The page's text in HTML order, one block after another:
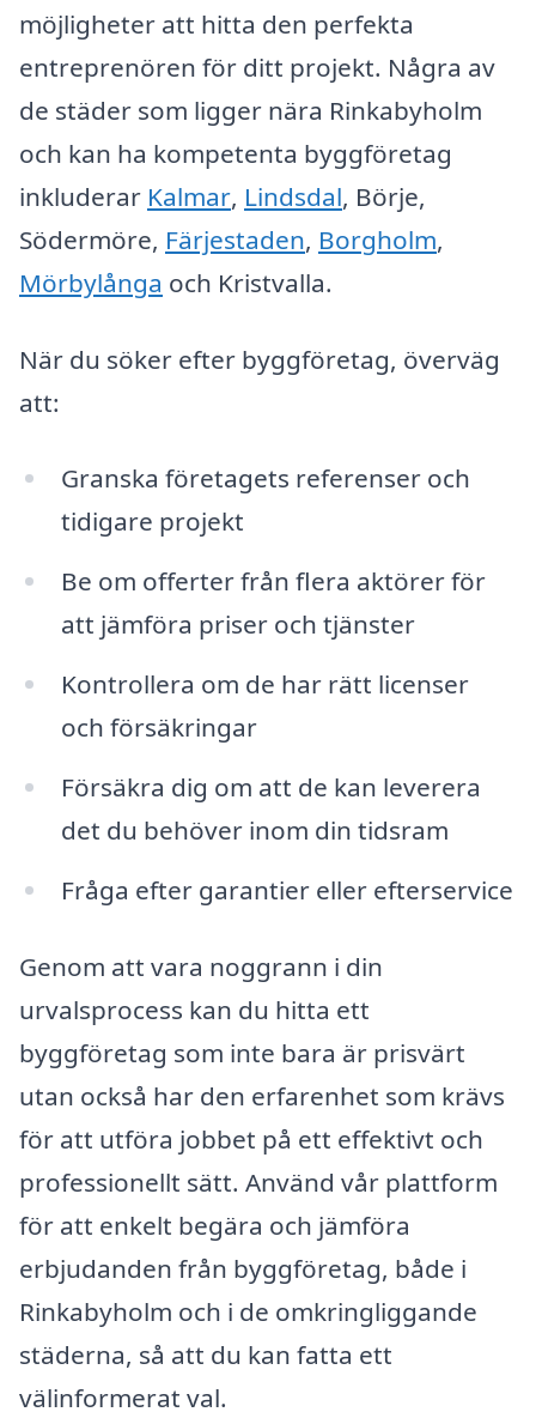
möjligheter att hitta den perfekta
entreprenören för ditt projekt. Några av
de städer som ligger nära Rinkabyholm
och kan ha kompetenta byggföretag
inkluderar Kalmar, Lindsdal, Börje,
Södermöre, Färjestaden, Borgholm,
Mörbylånga och Kristvalla.
När du söker efter byggföretag, överväg
att:
Granska företagets referenser och
tidigare projekt
Be om offerter från flera aktörer för
att jämföra priser och tjänster
Kontrollera om de har rätt licenser
och försäkringar
Försäkra dig om att de kan leverera
det du behöver inom din tidsram
Fråga efter garantier eller efterservice
Genom att vara noggrann i din
urvalsprocess kan du hitta ett
byggföretag som inte bara är prisvärt
utan också har den erfarenhet som krävs
för att utföra jobbet på ett effektivt och
professionellt sätt. Använd vår plattform
för att enkelt begära och jämföra
erbjudanden från byggföretag, både i
Rinkabyholm och i de omkringliggande
städerna, så att du kan fatta ett
välinformerat val.